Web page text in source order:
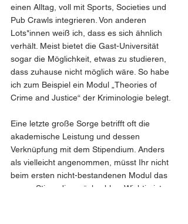
einen Alltag, voll mit Sports, Societies und
Pub Crawls integrieren. Von anderen
Lots*innen weiß ich, dass es sich ähnlich
verhält. Meist bietet die Gast-Universität
sogar die Möglichkeit, etwas zu studieren,
dass zuhause nicht möglich wäre. So habe
ich zum Beispiel ein Modul „Theories of
Crime and Justice“ der Kriminologie belegt.
Eine letzte große Sorge betrifft oft die
akademische Leistung und dessen
Verknüpfung mit dem Stipendium. Anders
als vielleicht angenommen, müsst Ihr nicht
beim ersten nicht-bestandenen Modul das
ganze Stipendium rückzahlen. Wichtig ist,